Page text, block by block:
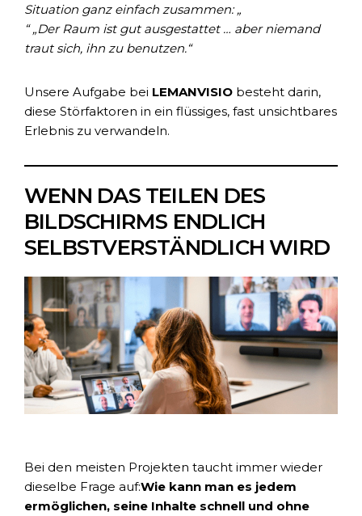
Situation ganz einfach zusammen: „
“ „Der Raum ist gut ausgestattet … aber niemand
traut sich, ihn zu benutzen.“
Unsere Aufgabe bei LEMANVISIO besteht darin,
diese Störfaktoren in ein flüssiges, fast unsichtbares
Erlebnis zu verwandeln.
WENN DAS TEILEN DES
BILDSCHIRMS ENDLICH
SELBSTVERSTÄNDLICH WIRD
Bei den meisten Projekten taucht immer wieder
dieselbe Frage auf:Wie kann man es jedem
ermöglichen, seine Inhalte schnell und ohne